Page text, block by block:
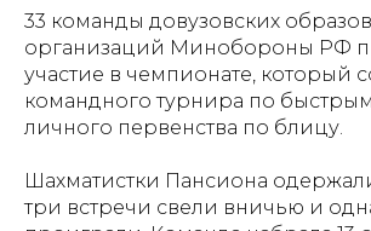
33 команды довузовских
организаций Минобороны РФ
участие в чемпионате, который
командного турнира по
личного первенства по блицу.
Шахматистки Пансиона
три встречи свели вничью и